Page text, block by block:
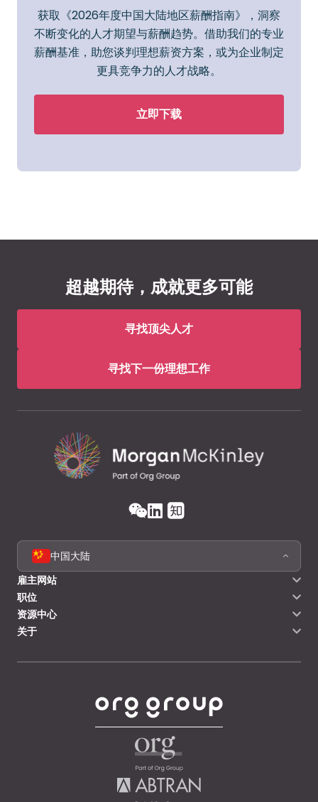
获取《2026年度中国大陆地区薪酬指南》，洞察
不断变化的人才期望与薪酬趋势。借助我们的专业
薪酬基准，助您谈判理想薪资方案，或为企业制定
更具竞争力的人才战略。
立即下载
超越期待，成就更多可能
寻找顶尖人才
寻找下一份理想工作
中国大陆
雇主网站
职位
资源中心
关于